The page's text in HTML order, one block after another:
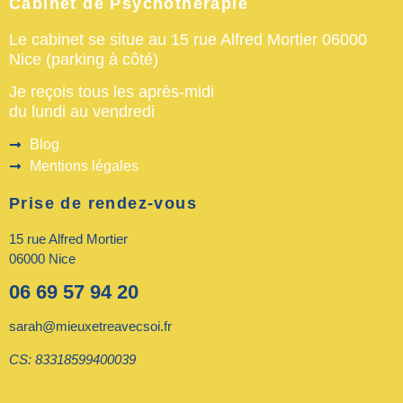
Le cabinet se situe au 15 rue Alfred Mortier 06000
Nice (parking à côté)
Je reçois tous les après-midi
du lundi au vendredi
Blog
Mentions légales
Prise de rendez-vous
15 rue Alfred Mortier
06000 Nice
06 69 57 94 20
sarah@mieuxetreavecsoi.fr
CS: 83318599400039